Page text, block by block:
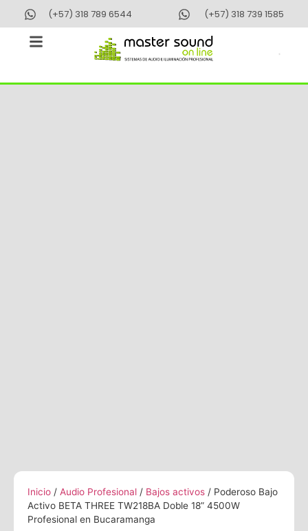
contenido
(+57) 318 789 6544 (+57) 318 739 1585
Inicio / Audio Profesional / Bajos activos / Poderoso Bajo
Activo BETA THREE TW218BA Doble 18” 4500W
Profesional en Bucaramanga